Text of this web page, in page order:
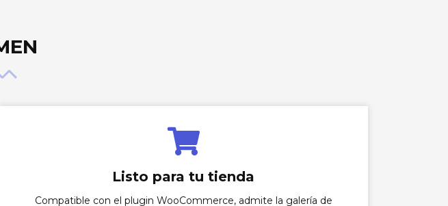
Listo para tu tienda
Compatible con el plugin WooCommerce, admite la galería de